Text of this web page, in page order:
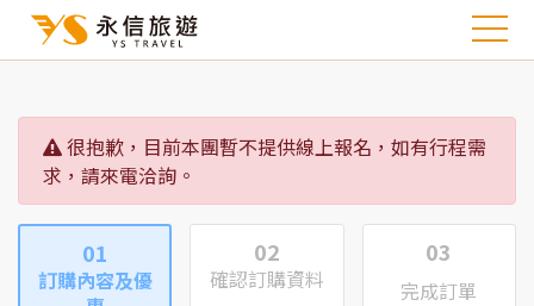
很抱歉，目前本團暫不提供線上報名，如有行程需
求，請來電洽詢。
01
訂購內容及優
02
確認訂購資料
03
完成訂單